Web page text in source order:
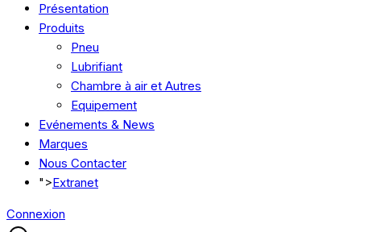
Présentation
Produits
Pneu
Lubrifiant
Chambre à air et Autres
Equipement
Evénements & News
Marques
Nous Contacter
">Extranet
Connexion